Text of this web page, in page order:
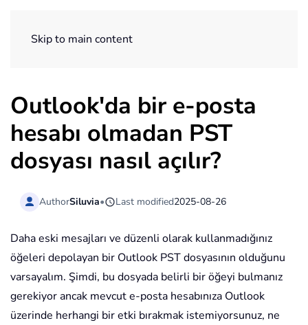
Skip to main content
Outlook'da bir e-posta
hesabı olmadan PST
dosyası nasıl açılır?
AuthorSiluvia• Last modified2025-08-26
Daha eski mesajları ve düzenli olarak kullanmadığınız
öğeleri depolayan bir Outlook PST dosyasının olduğunu
varsayalım. Şimdi, bu dosyada belirli bir öğeyi bulmanız
gerekiyor ancak mevcut e-posta hesabınıza Outlook
üzerinde herhangi bir etki bırakmak istemiyorsunuz, ne